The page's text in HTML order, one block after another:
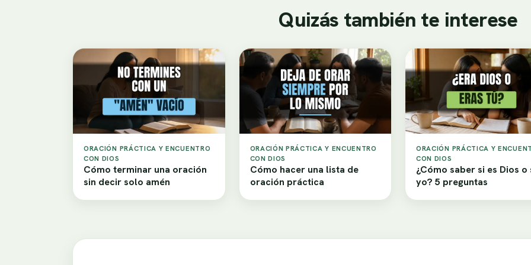
Quizás también te interese
ORACIÓN PRÁCTICA Y ENCUENTRO
CON DIOS
Cómo terminar una oración
sin decir solo amén
ORACIÓN PRÁCTICA Y ENCUENTRO
CON DIOS
Cómo hacer una lista de
oración práctica
ORACIÓN PRÁCTICA Y
CON DIOS
¿Cómo saber si es Dios o
yo? 5 preguntas